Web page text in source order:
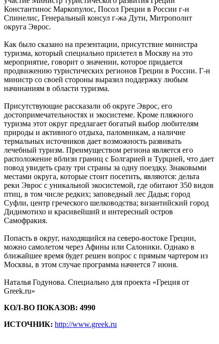
Константинос Маркопулос, Посол Греции в России г-н
Спинелис, Генеральный консул г-жа Дути, Митрополит
округа Эврос.
Как было сказано на презентации, присутствие министра
туризма, который специально прилетел в Москву на это
мероприятие, говорит о значении, которое придается
продвижению туристических регионов Греции в России. Г-н
министр со своей стороны выразил поддержку любым
начинаниям в области туризма.
Присутствующие рассказали об округе Эврос, его
достопримечательностях и экосистеме. Кроме пляжного
туризма этот округ предлагает богатый выбор любителям
природы и активного отдыха, паломникам, а наличие
термальных источников дает возможность развивать
лечебный туризм. Преимуществом региона является его
расположение вблизи границ с Болгарией и Турцией, что дает
повод увидеть сразу три страны за одну поездку. Знаковыми
местами округа, которые стоит посетить, являются: дельта
реки Эврос с уникальной экосистемой, где обитают 350 видов
птиц, в том числе редких; заповедный лес Дадья; город
Суфли, центр греческого шелководства; византийский город
Дидимотихо и красивейший и интересный остров
Самофракия.
Попасть в округ, находящийся на северо-востоке Греции,
можно самолетом через Афины или Салоники. Однако в
ближайшее время будет решен вопрос с прямым чартером из
Москвы, в этом случае программа начнется 7 июня.
Наталья Годунова. Специально для проекта «Греция от
Greek.ru»
КОЛ-ВО ПОКАЗОВ: 4990
ИСТОЧНИК: http://www.greek.ru